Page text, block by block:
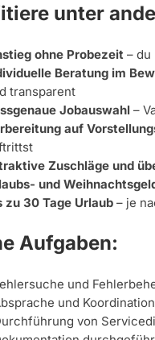
unter
ohne Probezeit – du
Beratung im
transparent
Jobauswahl –
auf
Zuschläge und
und
zu 30 Tage Urlaub – je
Aufgaben:
und
und
von